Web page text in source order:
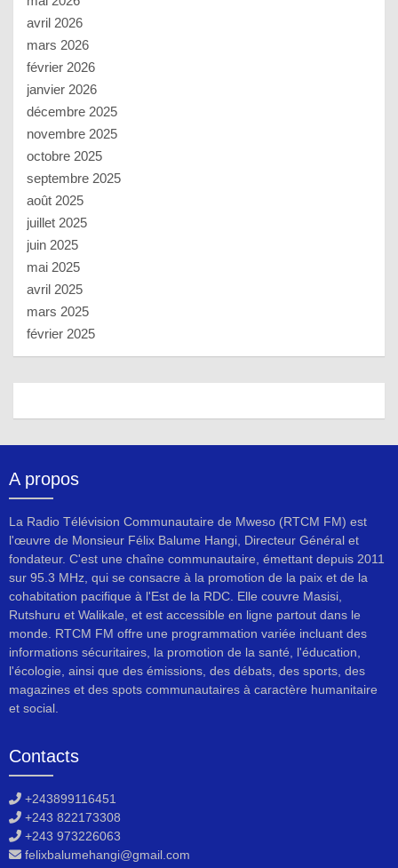
avril 2026
mars 2026
février 2026
janvier 2026
décembre 2025
novembre 2025
octobre 2025
septembre 2025
août 2025
juillet 2025
juin 2025
mai 2025
avril 2025
mars 2025
février 2025
A propos
La Radio Télévision Communautaire de Mweso (RTCM FM) est
l'œuvre de Monsieur Félix Balume Hangi, Directeur Général et
fondateur. C'est une chaîne communautaire, émettant depuis 2011
sur 95.3 MHz, qui se consacre à la promotion de la paix et de la
cohabitation pacifique à l'Est de la RDC. Elle couvre Masisi,
Rutshuru et Walikale, et est accessible en ligne partout dans le
monde. RTCM FM offre une programmation variée incluant des
informations sécuritaires, la promotion de la santé, l'éducation,
l'écologie, ainsi que des émissions, des débats, des sports, des
magazines et des spots communautaires à caractère humanitaire
et social.
Contacts
+243899116451
+243 822173308
+243 973226063
felixbalumehangi@gmail.com